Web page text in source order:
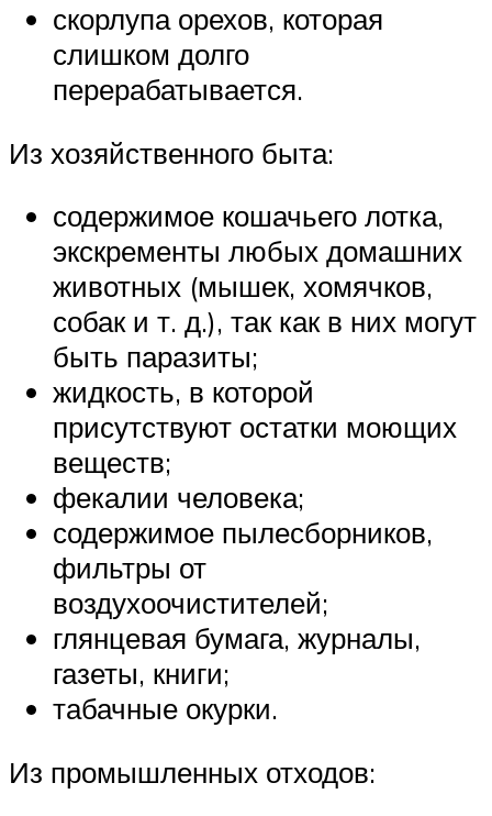
скорлупа орехов, которая
слишком долго
перерабатывается.
Из хозяйственного быта:
содержимое кошачьего лотка,
экскременты любых домашних
животных (мышек, хомячков,
собак и т. д.), так как в них могут
быть паразиты;
жидкость, в которой
присутствуют остатки моющих
веществ;
фекалии человека;
содержимое пылесборников,
фильтры от
воздухоочистителей;
глянцевая бумага, журналы,
газеты, книги;
табачные окурки.
Из промышленных отходов: